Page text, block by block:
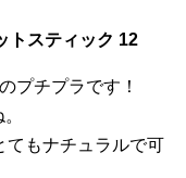
トスティック 12
プチプラです！
てもナチュラルで可